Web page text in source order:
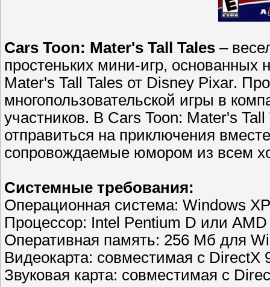
Cars Toon: Mater's Tall Tales –
простеньких мини-игр, основанных
Mater's Tall Tales от Disney Pixar.
многопользовательской игры в
участников. В Cars Toon: Mater's
отправиться на приключения
сопровождаемые юмором из всем
Системные требования:
Операционная система: Windows
Процессор: Intel Pentium D или
Оперативная память: 256 Мб для
Видеокарта: совместимая с DirectX
Звуковая карта: совместимая с